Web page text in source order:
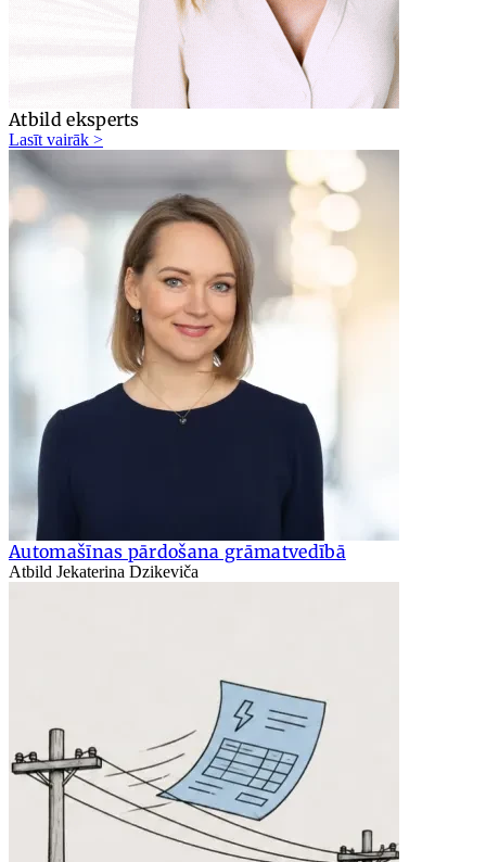
Atbild eksperts
Lasīt vairāk >
Automašīnas pārdošana grāmatvedībā
Atbild Jekaterina Dzikeviča